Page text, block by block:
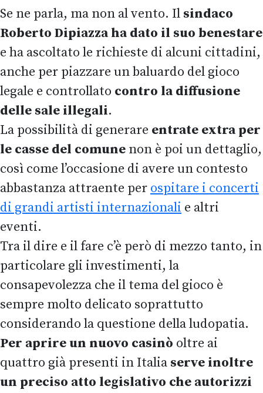
Se ne parla, ma non al vento. Il sindaco
Roberto Dipiazza ha dato il suo benestare
e ha ascoltato le richieste di alcuni cittadini,
anche per piazzare un baluardo del gioco
legale e controllato contro la diffusione
delle sale illegali.
La possibilità di generare entrate extra per
le casse del comune non è poi un dettaglio,
così come l’occasione di avere un contesto
abbastanza attraente per ospitare i concerti
di grandi artisti internazionali e altri
eventi.
Tra il dire e il fare c’è però di mezzo tanto, in
particolare gli investimenti, la
consapevolezza che il tema del gioco è
sempre molto delicato soprattutto
considerando la questione della ludopatia.
Per aprire un nuovo casinò oltre ai
quattro già presenti in Italia serve inoltre
un preciso atto legislativo che autorizzi